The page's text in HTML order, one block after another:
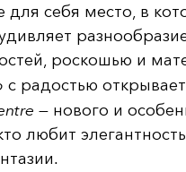
для себя место, в
роскошью и
с радостью
— нового и
любит